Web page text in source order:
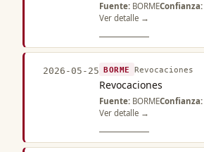
Fuente: BORMEConfianza:
Ver detalle →
2026-05-25 BORME Revocaciones
Revocaciones
Fuente: BORMEConfianza:
Ver detalle →